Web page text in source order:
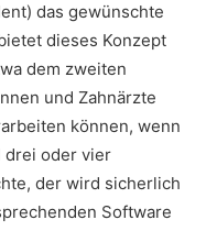
das gewünschte
dieses Konzept
dem zweiten
und Zahnärzte
können, wenn
drei oder vier
der wird sicherlich
Software